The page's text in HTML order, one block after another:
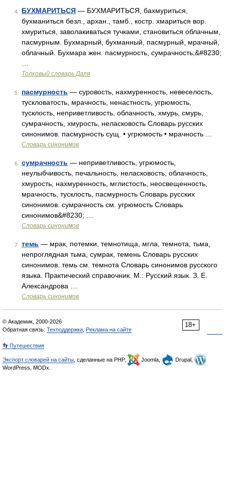
4 БУХМАРИТЬСЯ — БУХМАРИТЬСЯ, бахмуриться,
бухманиться безл., архан., тамб., костр. хмариться вор.
хмуриться, заволакиваться тучками, становиться облачным,
пасмурным. Бухмарный, бухманный, пасмурный, мрачный,
облачный. Бухмара жен. пасмурность, сумрачность;&#8230;
Толковый словарь Даля
5 пасмурность — суровость, нахмуренность, невеселость,
тускловатость, мрачность, ненастность, угрюмость,
тусклость, неприветливость, облачность, хмурь, смурь,
сумрачность, хмурость, неласковость Словарь русских
синонимов. пасмурность сущ. • угрюмость • мрачность …
Словарь синонимов
6 сумрачность — неприветливость, угрюмость,
неулыбчивость, печальность, неласковость, облачность,
хмурость, нахмуренность, мглистость, неосвещенность,
мрачность, тусклость, пасмурность Словарь русских
синонимов. сумрачность см. угрюмость Словарь
синонимов&#8230; …
Словарь синонимов
7 темь — мрак, потемки, темнотища, мгла, темнота, тьма,
непроглядная тьма, сумрак, темень Словарь русских
синонимов. темь см. темнота Словарь синонимов русского
языка. Практический справочник. М.: Русский язык. З. Е.
Александрова …
Словарь синонимов
18+
© Академик, 2000-2026
Обратная связь: Техподдержка Реклама на сайте
👣 Путешествия
Экспорт словарей на сайты , сделанные на PHP, Joomla,
Drupal,
WordPress, MODx.